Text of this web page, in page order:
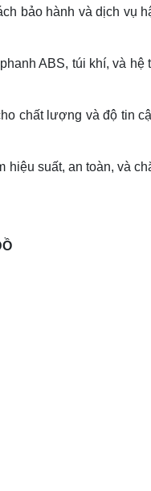
bảo hành và dịch vụ
ABS, túi khí, và
chất lượng và độ tin
suất, an toàn, và